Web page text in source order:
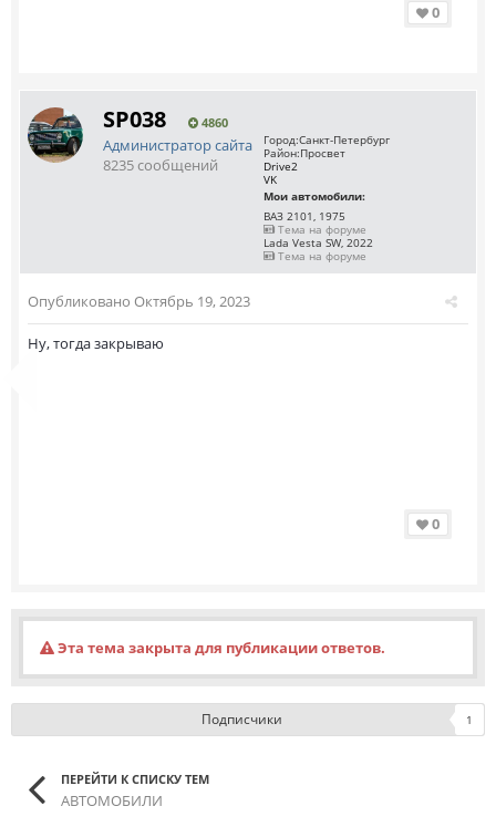
0
SP038 4860
Администратор сайта
8235 сообщений
Город:Санкт-Петербург
Район:Просвет
Drive2
VK
Мои автомобили:
ВАЗ 2101, 1975
Тема на форуме
Lada Vesta SW, 2022
Тема на форуме
Опубликовано Октябрь 19, 2023
Ну, тогда закрываю
0
Эта тема закрыта для публикации ответов.
Подписчики 1
ПЕРЕЙТИ К СПИСКУ ТЕМ
АВТОМОБИЛИ